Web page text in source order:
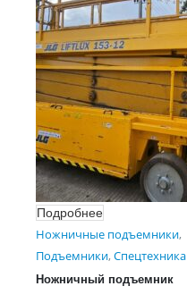
Подробнее
Ножничные подъемники,
Подъемники,Спецтехника
Ножничный подъемник